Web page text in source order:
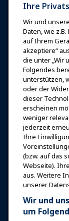
Expos &
News &
Bildung
Plädoyer
Ihre
Wir und unsere
Daten, wie
auf Ihrem
akzeptiere“
die unter „Wir
Folgendes
unterstützen,
oder der
dieser
erscheinen
weniger
jederzeit
Ihre
(bzw. auf das
Webseite).
aus. Weitere
unserer
Wir und
um